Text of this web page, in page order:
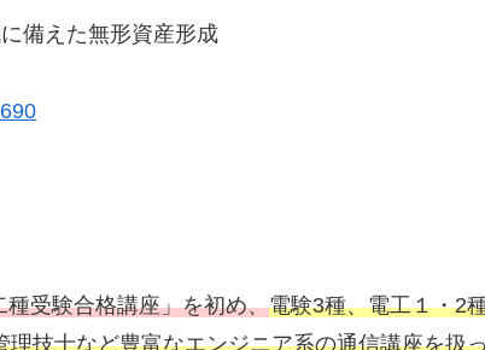
備えた無形資産形成
受験合格講座」を初め、電験3種、電工１・2
技士など豊富なエンジニア系の通信講座を扱